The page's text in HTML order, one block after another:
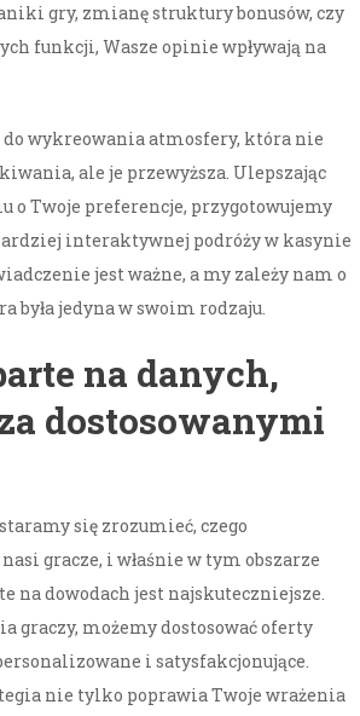
gry, zmianę struktury bonusów, czy
funkcji, Wasze opinie wpływają na
wykreowania atmosfery, która nie
ale je przewyższa. Ulepszając
o Twoje preferencje, przygotowujemy
interaktywnej podróży w kasynie
jest ważne, a my zależy nam o
była jedyna w swoim rodzaju.
na danych,
dostosowanymi
się zrozumieć, czego
gracze, i właśnie w tym obszarze
na dowodach jest najskuteczniejsze.
graczy, możemy dostosować oferty
i satysfakcjonujące.
nie tylko poprawia Twoje wrażenia